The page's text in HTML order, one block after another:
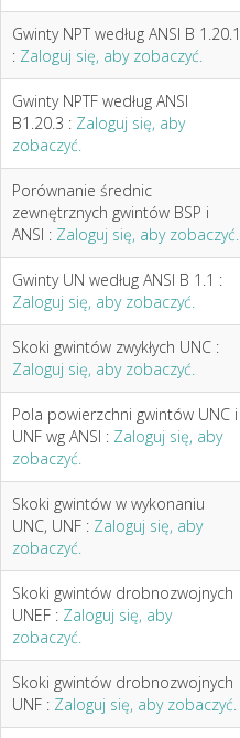
Gwinty NPT według ANSI B 1.20.1
: Zaloguj się, aby zobaczyć.
Gwinty NPTF według ANSI
B1.20.3 : Zaloguj się, aby
zobaczyć.
Porównanie średnic
zewnętrznych gwintów BSP i
ANSI : Zaloguj się, aby zobaczyć.
Gwinty UN według ANSI B 1.1 :
Zaloguj się, aby zobaczyć.
Skoki gwintów zwykłych UNC :
Zaloguj się, aby zobaczyć.
Pola powierzchni gwintów UNC i
UNF wg ANSI : Zaloguj się, aby
zobaczyć.
Skoki gwintów w wykonaniu
UNC, UNF : Zaloguj się, aby
zobaczyć.
Skoki gwintów drobnozwojnych
UNEF : Zaloguj się, aby
zobaczyć.
Skoki gwintów drobnozwojnych
UNF : Zaloguj się, aby zobaczyć.